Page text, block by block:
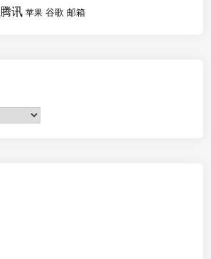
腾讯 苹果 谷歌 邮箱